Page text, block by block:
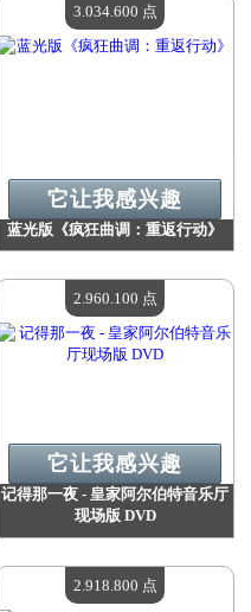
蓝光版《疯狂曲调：重返行动》
现有数量：4
它让我感兴趣
3.034.600 点
记得那一夜 - 皇家阿尔伯特音乐厅
现场版 DVD
现有数量：4
它让我感兴趣
2.960.100 点
2.918.800 点